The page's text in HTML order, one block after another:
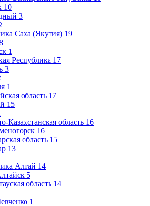
10
3
Саха (Якутия) 19
8
1
Республика 17
3
1
область 17
15
Казахстанская область 16
16
область 15
13
Алтай 14
5
область 14
1